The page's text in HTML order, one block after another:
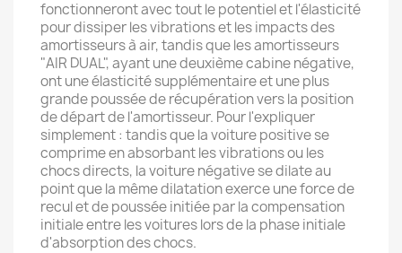
fonctionneront avec tout le potentiel et l'élasticité
pour dissiper les vibrations et les impacts des
amortisseurs à air, tandis que les amortisseurs
"AIR DUAL", ayant une deuxième cabine négative,
ont une élasticité supplémentaire et une plus
grande poussée de récupération vers la position
de départ de l'amortisseur. Pour l'expliquer
simplement : tandis que la voiture positive se
comprime en absorbant les vibrations ou les
chocs directs, la voiture négative se dilate au
point que la même dilatation exerce une force de
recul et de poussée initiée par la compensation
initiale entre les voitures lors de la phase initiale
d'absorption des chocs.